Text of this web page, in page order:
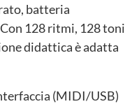
batteria
128 ritmi, 128 toni
didattica è adatta
(MIDI/USB)